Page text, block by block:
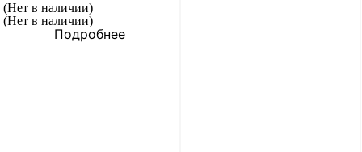
(Нет в наличии)
(Нет в наличии)
Подробнее